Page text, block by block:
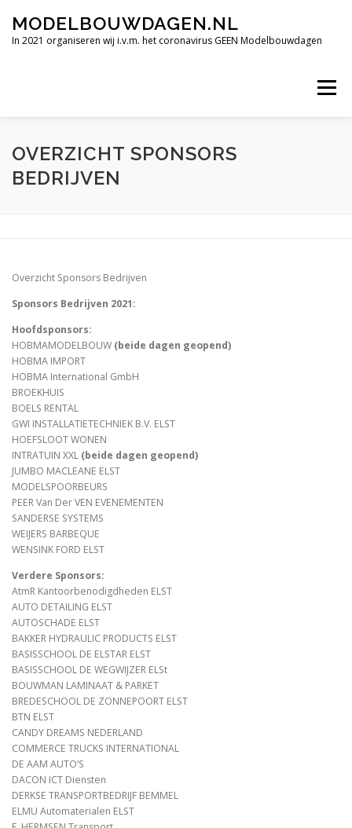
naarMODELBOUWDAGEN.NL
In 2021 organiseren wij i.v.m. het coronavirus GEEN Modelbouwdagen
Menu
TERUGBLIK INTERNATIONALE MODELBOUWDAGEN 2019
CONTACT
SPONSORS FABRIKANTEN.
PLATTEGROND EVENEMENTENTERREIN
OVERZICHT SPONSORS
BEDRIJVEN
Overzicht Sponsors Bedrijven
Sponsors Bedrijven 2021:
Hoofdsponsors:
HOBMAMODELBOUW (beide dagen geopend)
HOBMA IMPORT
HOBMA International GmbH
BROEKHUIS
BOELS RENTAL
GWI INSTALLATIETECHNIEK B.V. ELST
HOEFSLOOT WONEN
INTRATUIN XXL (beide dagen geopend)
JUMBO MACLEANE ELST
MODELSPOORBEURS
PEER Van Der VEN EVENEMENTEN
SANDERSE SYSTEMS
WEIJERS BARBEQUE
WENSINK FORD ELST
Verdere Sponsors:
AtmR Kantoorbenodigdheden ELST
AUTO DETAILING ELST
AUTOSCHADE ELST
BAKKER HYDRAULIC PRODUCTS ELST
BASISSCHOOL DE ELSTAR ELST
BASISSCHOOL DE WEGWIJZER ELSt
BOUWMAN LAMINAAT & PARKET
BREDESCHOOL DE ZONNEPOORT ELST
BTN ELST
CANDY DREAMS NEDERLAND
COMMERCE TRUCKS INTERNATIONAL
DE AAM AUTO’S
DACON ICT Diensten
DERKSE TRANSPORTBEDRIJF BEMMEL
ELMU Automaterialen ELST